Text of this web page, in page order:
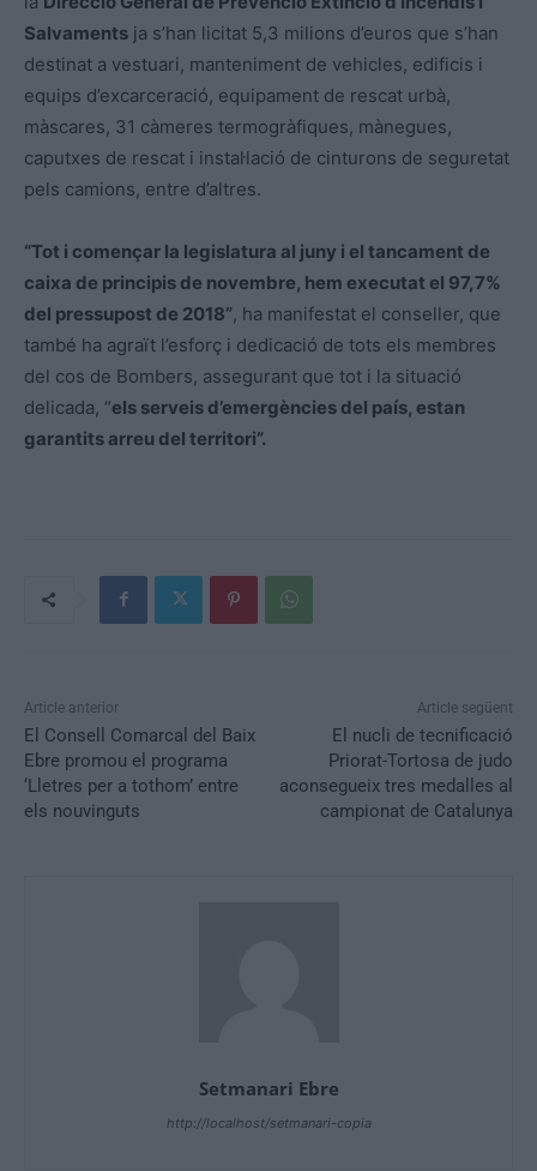
Salvaments ja s’han licitat 5,3 milions d’euros que s’han
destinat a vestuari, manteniment de vehicles, edificis i
equips d’excarceració, equipament de rescat urbà,
màscares, 31 càmeres termogràfiques, mànegues,
caputxes de rescat i instal·lació de cinturons de seguretat
pels camions, entre d’altres.
“Tot i començar la legislatura al juny i el tancament de
caixa de principis de novembre, hem executat el 97,7%
del pressupost de 2018”, ha manifestat el conseller, que
també ha agraït l’esforç i dedicació de tots els membres
del cos de Bombers, assegurant que tot i la situació
delicada, “els serveis d’emergències del país, estan
garantits arreu del territori”.
Article anterior
El Consell Comarcal del Baix
Ebre promou el programa
‘Lletres per a tothom’ entre
els nouvinguts
Article següent
El nucli de tecnificació
Priorat-Tortosa de judo
aconsegueix tres medalles al
campionat de Catalunya
Setmanari Ebre
http://localhost/setmanari-copia